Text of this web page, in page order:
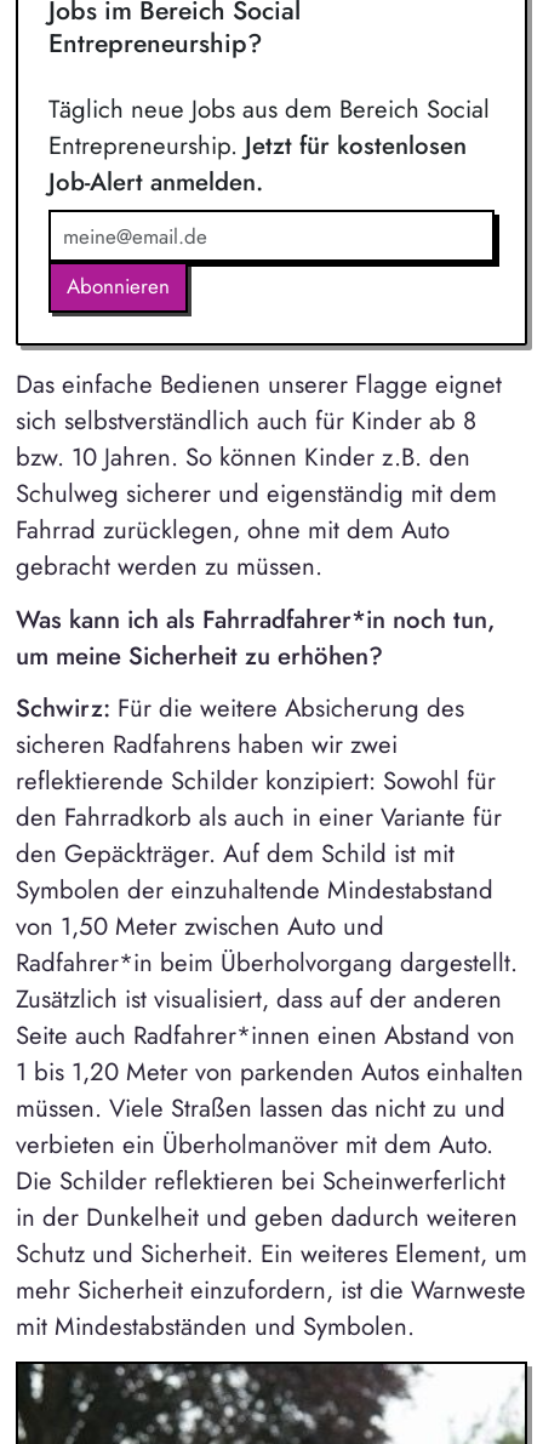
Jobs im Bereich Social
Entrepreneurship?
Täglich neue Jobs aus dem Bereich Social
Entrepreneurship. Jetzt für kostenlosen
Job-Alert anmelden.
Abonnieren
Das einfache Bedienen unserer Flagge eignet
sich selbstverständlich auch für Kinder ab 8
bzw. 10 Jahren. So können Kinder z.B. den
Schulweg sicherer und eigenständig mit dem
Fahrrad zurücklegen, ohne mit dem Auto
gebracht werden zu müssen.
Was kann ich als Fahrradfahrer*in noch tun,
um meine Sicherheit zu erhöhen?
Schwirz: Für die weitere Absicherung des
sicheren Radfahrens haben wir zwei
reflektierende Schilder konzipiert: Sowohl für
den Fahrradkorb als auch in einer Variante für
den Gepäckträger. Auf dem Schild ist mit
Symbolen der einzuhaltende Mindestabstand
von 1,50 Meter zwischen Auto und
Radfahrer*in beim Überholvorgang dargestellt.
Zusätzlich ist visualisiert, dass auf der anderen
Seite auch Radfahrer*innen einen Abstand von
1 bis 1,20 Meter von parkenden Autos einhalten
müssen. Viele Straßen lassen das nicht zu und
verbieten ein Überholmanöver mit dem Auto.
Die Schilder reflektieren bei Scheinwerferlicht
in der Dunkelheit und geben dadurch weiteren
Schutz und Sicherheit. Ein weiteres Element, um
mehr Sicherheit einzufordern, ist die Warnweste
mit Mindestabständen und Symbolen.